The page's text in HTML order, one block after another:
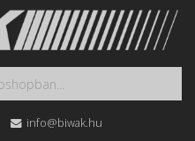
info@biwak.hu